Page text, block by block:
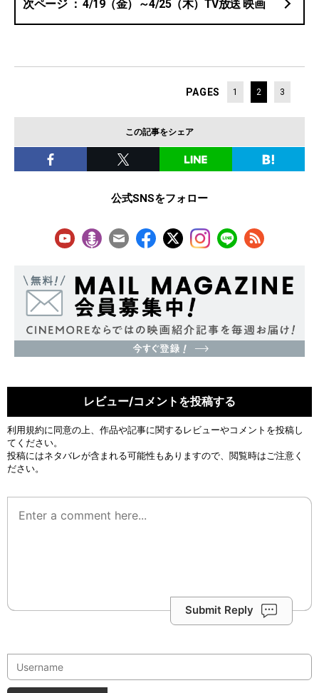
4/19（金）～4/25（木）TV放送 映画
PAGES 1 2 3
この記事をシェア
公式SNSをフォロー
レビュー/コメントを投稿する
利用規約に同意の上、作品や記事に関するレビューやコメントを投稿し
てください。
投稿にはネタバレが含まれる可能性もありますので、閲覧時はご注意く
ださい。
Submit Reply